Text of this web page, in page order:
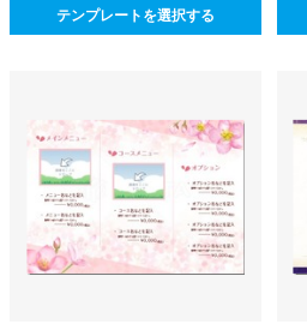
テンプレートを選択する